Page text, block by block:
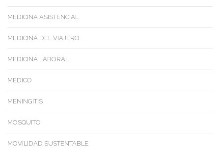
MEDICINA ASISTENCIAL
MEDICINA DEL VIAJERO
MEDICINA LABORAL
MEDICO
MENINGITIS
MOSQUITO
MOVILIDAD SUSTENTABLE